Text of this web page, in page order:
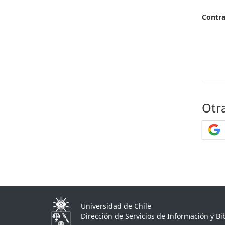
Universidad de Chile
Dirección de Servicios de Información y